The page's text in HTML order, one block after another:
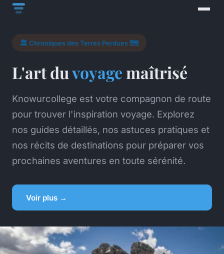
🏛️ Chroniques des Terres Perdues 🗺️
L'art duvoyagemaîtrisé
Knowurcollege est votre compagnon de route
pour trouver l'inspiration voyage. Explorez
nos guides détaillés, nos astuces pratiques et
nos récits de destinations pour préparer vos
prochaines aventures en toute sérénité.
Voir plus →